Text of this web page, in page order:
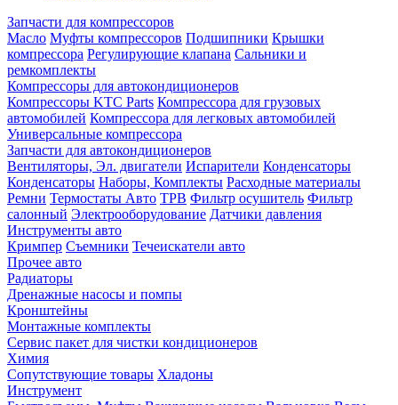
Запчасти для компрессоров
Масло Муфты компрессоров Подшипники Крышки
компрессора Регулирующие клапана Сальники и
ремкомплекты
Компрессоры для автокондиционеров
Компрессоры KTC Parts Компрессора для грузовых
автомобилей Компрессора для легковых автомобилей
Универсальные компрессора
Запчасти для автокондиционеров
Вентиляторы, Эл. двигатели Испарители Конденсаторы
Конденсаторы Наборы, Комплекты Расходные материалы
Ремни Термостаты Авто ТРВ Фильтр осушитель Фильтр
салонный Электрооборудование Датчики давления
Инструменты авто
Кримпер Съемники Течеискатели авто
Прочее авто
Радиаторы
Дренажные насосы и помпы
Кронштейны
Монтажные комплекты
Сервис пакет для чистки кондиционеров
Химия
Сопутствующие товары Хладоны
Инструмент